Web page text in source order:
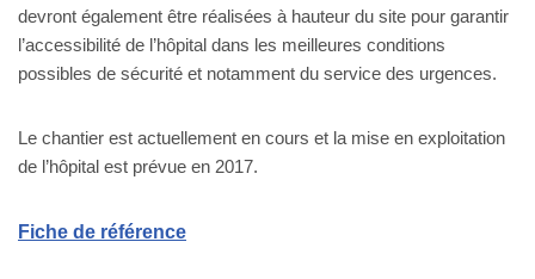
devront également être réalisées à hauteur du site pour garantir
l’accessibilité de l’hôpital dans les meilleures conditions
possibles de sécurité et notamment du service des urgences.
Le chantier est actuellement en cours et la mise en exploitation
de l’hôpital est prévue en 2017.
Fiche de référence